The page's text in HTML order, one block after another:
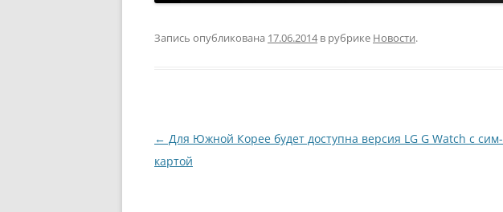
Запись опубликована 17.06.2014в рубрике Новости.
Навигация
по
← Для Южной Корее будет доступна версия LG G Watch с сим-
картой